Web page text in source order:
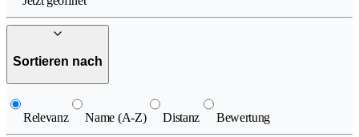
Sortieren nach
Relevanz Name (A-Z) Distanz Bewertung